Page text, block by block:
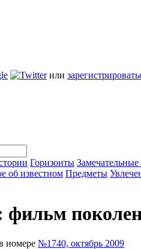
или
Горизонты
об известном Предметы
фильм
номере №1740, октябрь 2009